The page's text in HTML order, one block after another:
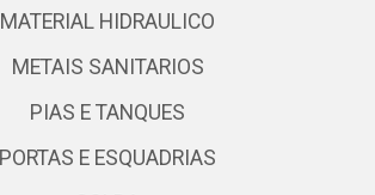
MATERIAL HIDRAULICO
METAIS SANITARIOS
PIAS E TANQUES
PORTAS E ESQUADRIAS